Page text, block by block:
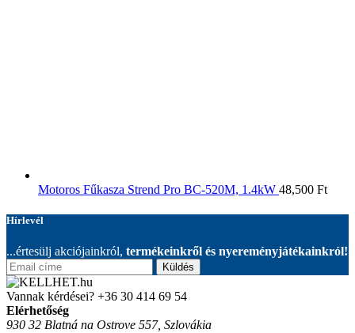
Motoros Fűkasza Strend Pro BC-520M, 1.4kW 48,500 Ft
Hírlevél
...értesülj akciójainkról, termékeinkről és nyereményjátékainkról!
Küldés
Vannak kérdései? +36 30 414 69 54
Elérhetőség
930 32 Blatná na Ostrove 557, Szlovákia